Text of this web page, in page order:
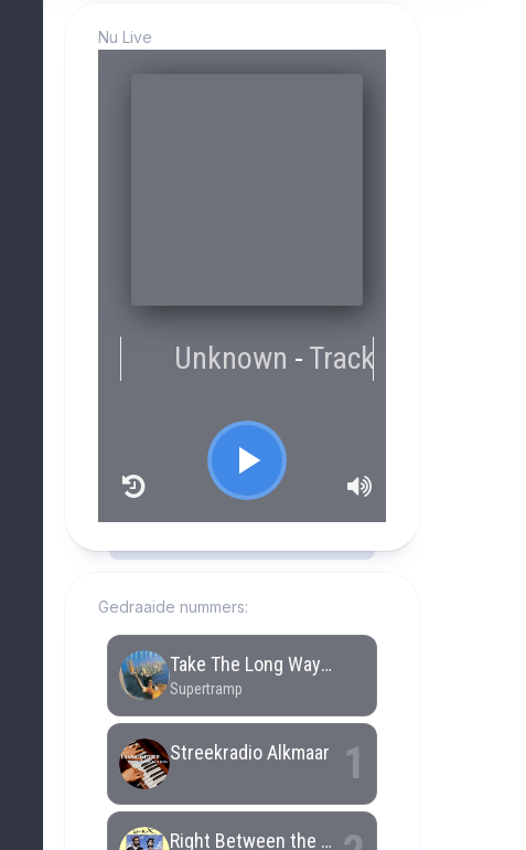
Nu Live
Gedraaide nummers: